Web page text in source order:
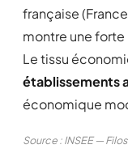
française
montre une
Le tissu
établissements
économique
Source : INSEE —